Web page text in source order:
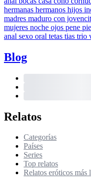
hermanas hermanos hijos
madres maduro con
mujeres noche ojos pene
anal sexo oral tetas tias trio
Blog
Relatos
Categorías
Países
Series
Top relatos
Relatos eróticos más